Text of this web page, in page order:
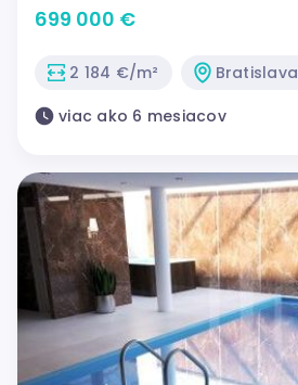
699 000 €
2 184 €/m²
viac ako 6 mesiacov